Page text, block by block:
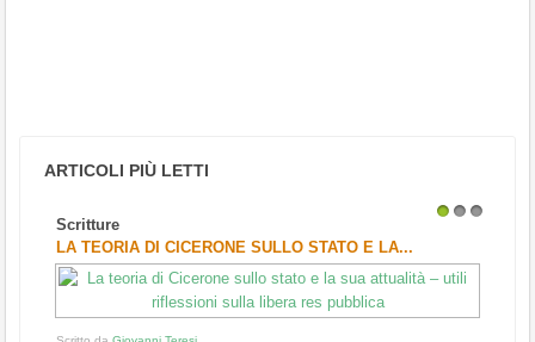
ARTICOLI PIÙ LETTI
Scritture
LA TEORIA DI CICERONE SULLO STATO E LA...